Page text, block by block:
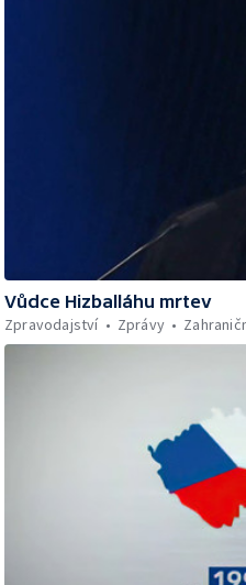
Vůdce Hizballáhu mrtev
Zpravodajství
Zprávy